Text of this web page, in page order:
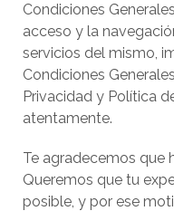
Condiciones
acceso y la
servicios del mismo,
Condiciones
Privacidad y Política
atentamente.
Te agradecemos que
Queremos que tu
posible, y por ese